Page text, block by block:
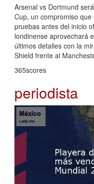
Arsenal vs Dortmund
Cup, un compromiso
pruebas antes del inicio
londinense aprovechará
últimos detalles con la
Shield frente al
365scores
periodista